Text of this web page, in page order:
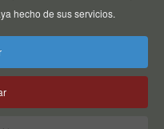
hecho de sus servicios.